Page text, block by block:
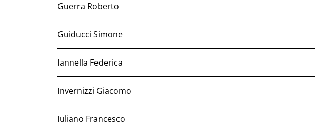
Guerra Roberto
Guiducci Simone
Iannella Federica
Invernizzi Giacomo
Iuliano Francesco